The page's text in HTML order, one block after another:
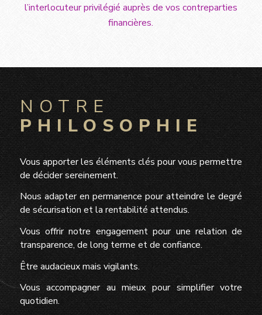
l’interlocuteur privilégié auprès de vos contreparties
financières.
NOTRE
PHILOSOPHIE
Vous apporter les éléments clés pour vous permettre
de décider sereinement.
Nous adapter en permanence pour atteindre le degré
de sécurisation et la rentabilité attendus.
Vous offrir notre engagement pour une relation de
transparence, de long terme et de confiance.
Être audacieux mais vigilants.
Vous accompagner au mieux pour simplifier votre
quotidien.